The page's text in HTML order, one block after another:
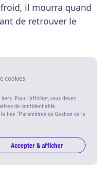
il mourra quand
de retrouver le
cookies
Pour l'afficher, vous devez
de confidentialité.
lien "Paramètres de Gestion de la
Accepter & afficher